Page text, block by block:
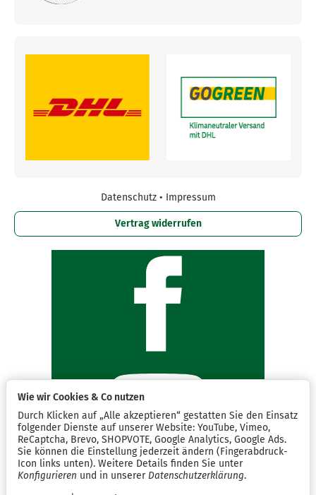
Datenschutz • Impressum
Vertrag widerrufen
Wie wir Cookies & Co nutzen
Durch Klicken auf „Alle akzeptieren“ gestatten Sie den Einsatz
folgender Dienste auf unserer Website: YouTube, Vimeo,
ReCaptcha, Brevo, SHOPVOTE, Google Analytics, Google Ads.
Sie können die Einstellung jederzeit ändern (Fingerabdruck-
Icon links unten). Weitere Details finden Sie unter
Konfigurieren und in unserer Datenschutzerklärung.